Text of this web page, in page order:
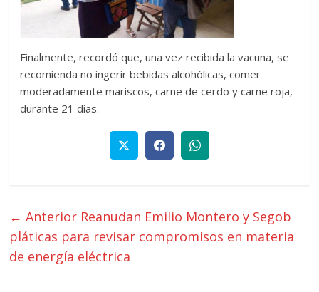
Finalmente, recordó que, una vez recibida la vacuna, se
recomienda no ingerir bebidas alcohólicas, comer
moderadamente mariscos, carne de cerdo y carne roja,
durante 21 días.
← Anterior Reanudan Emilio Montero y Segob
pláticas para revisar compromisos en materia
de energía eléctrica